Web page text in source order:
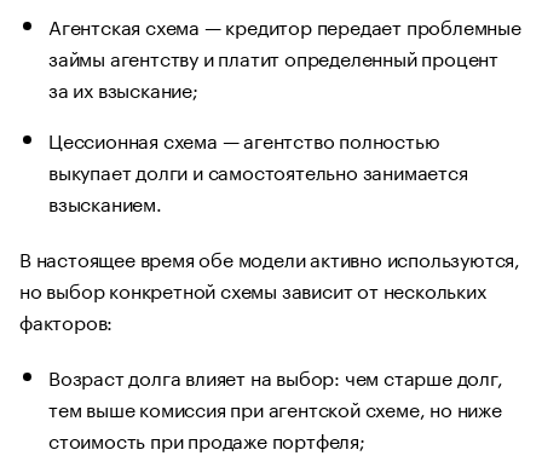
Агентская схема — кредитор передает проблемные
займы агентству и платит определенный процент
за их взыскание;
Цессионная схема — агентство полностью
выкупает долги и самостоятельно занимается
взысканием.
В настоящее время обе модели активно используются,
но выбор конкретной схемы зависит от нескольких
факторов:
Возраст долга влияет на выбор: чем старше долг,
тем выше комиссия при агентской схеме, но ниже
стоимость при продаже портфеля;